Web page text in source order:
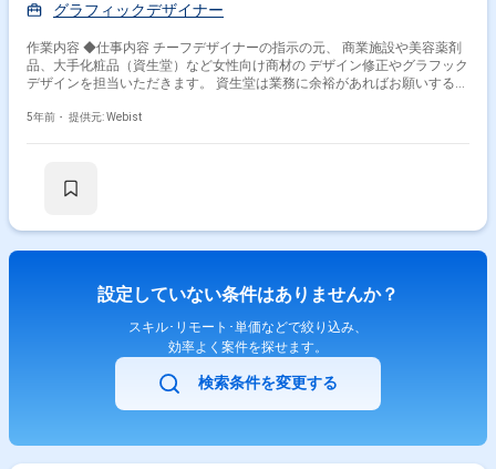
グラフィックデザイナー
作業内容 ◆仕事内容 チーフデザイナーの指示の元、 商業施設や美容薬剤
品、大手化粧品（資生堂）など女性向け商材の デザイン修正やグラフック
デザインを担当いただきます。 資生堂は業務に余裕があればお願いする可
※画像合成、レイアウト配置 ※カンプや過去デザインを参照 ※素材は提供さ
は出社していただき、自宅にPCを配送後は在宅勤務 ◆Wワーク可能 ・ど
5年前・ 提供元: Webist
設定していない条件はありませんか？
スキル･リモート･単価などで絞り込み、
効率よく案件を探せます。
検索条件を変更する